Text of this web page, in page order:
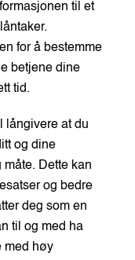
til et
for å bestemme
betjene dine
tid.
långivere at du
og dine
Dette kan
og bedre
deg som en
til og med ha
med høy